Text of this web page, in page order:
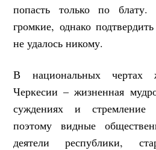
попасть только по блату.
громкие, однако
не удалось никому.
В национальных чертах
Черкесии – жизненная
суждениях и
поэтому видные
деятели республики,